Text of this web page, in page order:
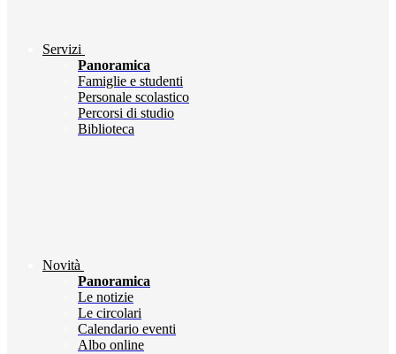
Servizi
Panoramica
Famiglie e studenti
Personale scolastico
Percorsi di studio
Biblioteca
Novità
Panoramica
Le notizie
Le circolari
Calendario eventi
Albo online